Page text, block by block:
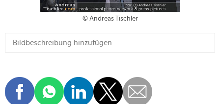
© Andreas Tischler